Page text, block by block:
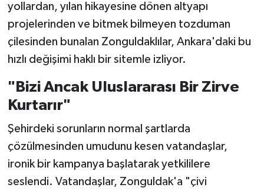
yollardan, yılan hikayesine dönen altyapı
projelerinden ve bitmek bilmeyen tozduman
çilesinden bunalan Zonguldaklılar, Ankara'daki bu
hızlı değişimi haklı bir sitemle izliyor.
"Bizi Ancak Uluslararası Bir Zirve
Kurtarır"
Şehirdeki sorunların normal şartlarda
çözülmesinden umudunu kesen vatandaşlar,
ironik bir kampanya başlatarak yetkililere
seslendi. Vatandaşlar, Zonguldak'a "çivi